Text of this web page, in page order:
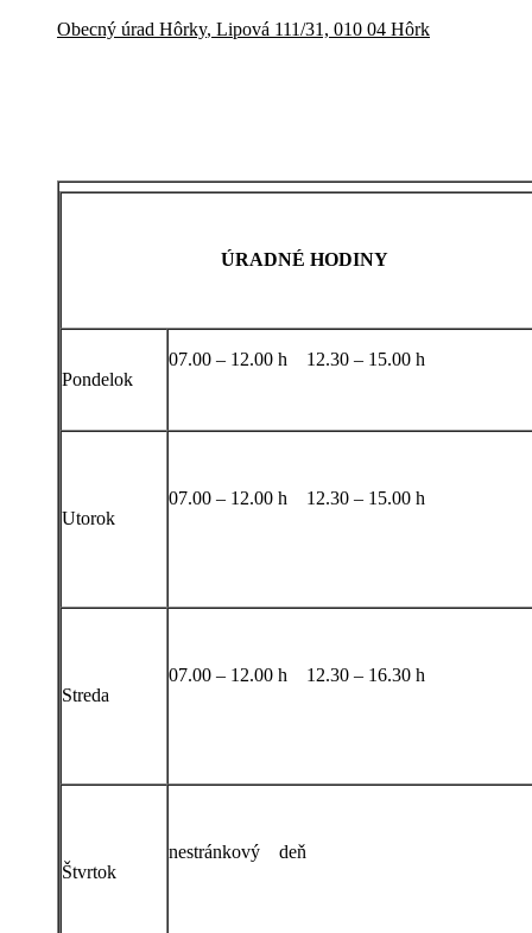
Obecný úrad Hôrky, Lipová 111/31, 010 04 Hôrk
ÚRADNÉ HODINY
Pondelok
07.00 – 12.00 h 12.30 – 15.00 h
Utorok
07.00 – 12.00 h 12.30 – 15.00 h
Streda
07.00 – 12.00 h 12.30 – 16.30 h
Štvrtok
nestránkový deň